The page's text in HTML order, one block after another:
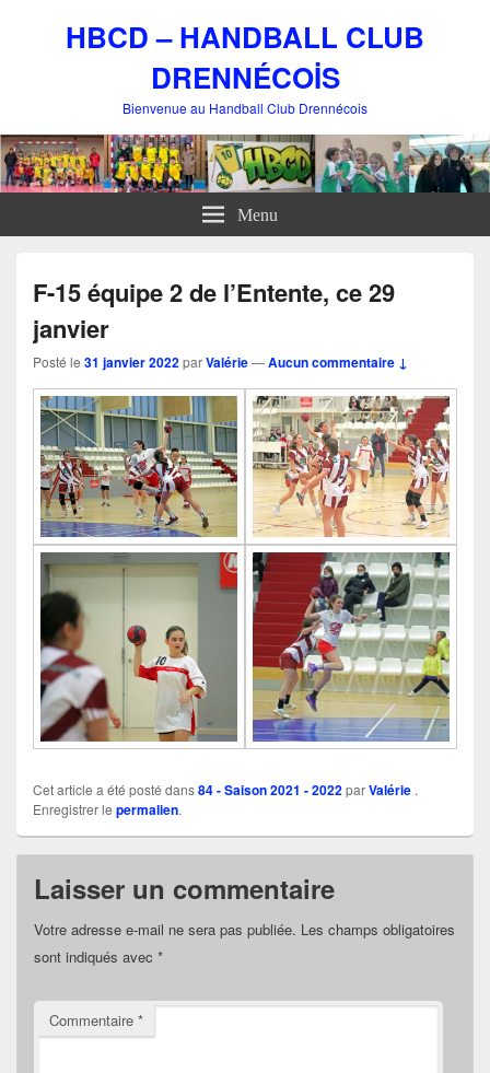
HBCD – HANDBALL CLUB
DRENNÉCOİS
Bienvenue au Handball Club Drennécois
Menu
F-15 équipe 2 de l’Entente, ce 29
janvier
Posté le 31 janvier 2022parValérie—Aucun commentaire ↓
Cet article a été posté dans84 - Saison 2021 - 2022parValérie .
Enregistrer le permalien.
Laisser un commentaire
Votre adresse e-mail ne sera pas publiée. Les champs obligatoires
sont indiqués avec *
Commentaire *